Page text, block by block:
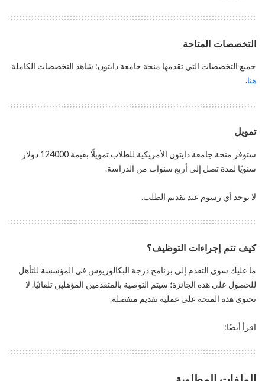
التخصصات المتاحة
جميع التخصصات التي تقدمها منحة جامعة دايتون: شاهد التخصصات الكاملة
هنا.
تمويل
ستوفر منحة جامعة دايتون الأمريكية للطلاب تمويلًا بقيمة 124000 دولار
سنويًا لمدة تصل إلى أربع سنوات من الدراسة.
لا يوجد أي رسوم عند تقديم الطلب.
كيف تتم إجراءات التوظيف؟
ما عليك سوى التقدم إلى برنامج درجة البكالوريوس في المؤسسة للتأهل
للحصول على هذه الجائزة؛ سيتم التوصية بالمتقدمين المؤهلين تلقائيًا. لا
تحتوي هذه المنحة على عملية تقديم منفصلة.
اقرأ أيضًا: